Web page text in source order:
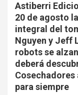
Astiberri
20 de agosto
integral del
Nguyen y Jeff
robots se
deberá
Cosechadores
para siempre